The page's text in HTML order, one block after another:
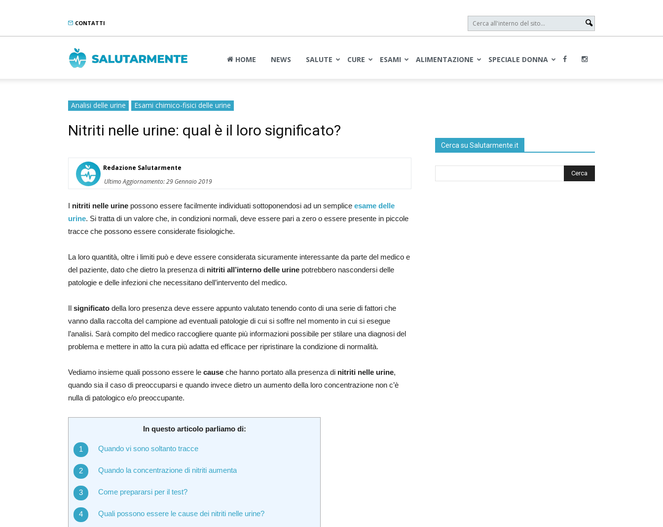
CONTATTI
Salutarmente HOME NEWS SALUTE CURE ESAMI ALIMENTAZIONE SPECIALE DONNA
Analisi delle urine Esami chimico-fisici delle urine
Nitriti nelle urine: qual è il loro significato?
Redazione Salutarmente
Ultimo Aggiornamento: 29 Gennaio 2019
I nitriti nelle urine possono essere facilmente individuati sottoponendosi ad un semplice esame delle
urine. Si tratta di un valore che, in condizioni normali, deve essere pari a zero o essere presente in piccole
tracce che possono essere considerate fisiologiche.
La loro quantità, oltre i limiti può e deve essere considerata sicuramente interessante da parte del medico e
del paziente, dato che dietro la presenza di nitriti all’interno delle urine potrebbero nascondersi delle
patologie e delle infezioni che necessitano dell’intervento del medico.
Il significato della loro presenza deve essere appunto valutato tenendo conto di una serie di fattori che
vanno dalla raccolta del campione ad eventuali patologie di cui si soffre nel momento in cui si esegue
l’analisi. Sarà compito del medico raccogliere quante più informazioni possibile per stilare una diagnosi del
problema e mettere in atto la cura più adatta ed efficace per ripristinare la condizione di normalità.
Vediamo insieme quali possono essere le cause che hanno portato alla presenza di nitriti nelle urine,
quando sia il caso di preoccuparsi e quando invece dietro un aumento della loro concentrazione non c’è
nulla di patologico e/o preoccupante.
In questo articolo parliamo di:
Quando vi sono soltanto tracce
Quando la concentrazione di nitriti aumenta
Come prepararsi per il test?
Quali possono essere le cause dei nitriti nelle urine?
Cerca su Salutarmente.it